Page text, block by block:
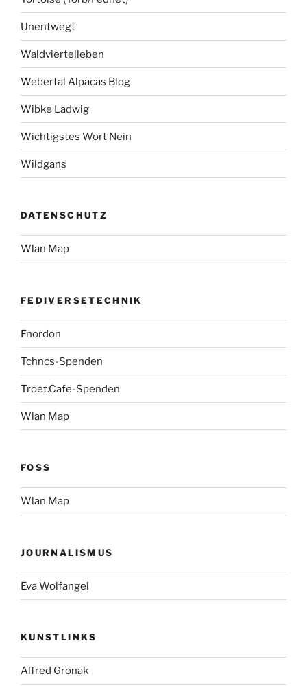
Unentwegt
Waldviertelleben
Webertal Alpacas Blog
Wibke Ladwig
Wichtigstes Wort Nein
Wildgans
DATENSCHUTZ
Wlan Map
FEDIVERSETECHNIK
Fnordon
Tchncs-Spenden
Troet.Cafe-Spenden
Wlan Map
FOSS
Wlan Map
JOURNALISMUS
Eva Wolfangel
KUNSTLINKS
Alfred Gronak